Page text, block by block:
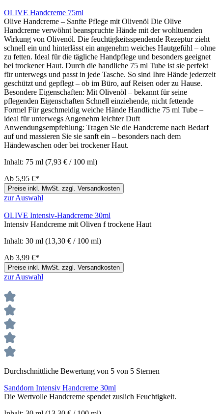
OLIVE Handcreme 75ml
Olive Handcreme – Sanfte Pflege mit Olivenöl Die Olive
Handcreme verwöhnt beanspruchte Hände mit der wohltuenden
Wirkung von Olivenöl. Die feuchtigkeitsspendende Rezeptur zieht
schnell ein und hinterlässt ein angenehm weiches Hautgefühl – ohne
zu fetten. Ideal für die tägliche Handpflege und besonders geeignet
bei trockener Haut. Durch die handliche 75 ml Tube ist sie perfekt
für unterwegs und passt in jede Tasche. So sind Ihre Hände jederzeit
geschützt und gepflegt – ob im Büro, auf Reisen oder zu Hause.
Besondere Eigenschaften: Mit Olivenöl – bekannt für seine
pflegenden Eigenschaften Schnell einziehende, nicht fettende
Formel Für geschmeidig weiche Hände Handliche 75 ml Tube –
ideal für unterwegs Angenehm leichter Duft
Anwendungsempfehlung: Tragen Sie die Handcreme nach Bedarf
auf und massieren Sie sie sanft ein – besonders nach dem
Händewaschen oder bei trockener Haut.
Inhalt: 75 ml (7,93 € / 100 ml)
Ab 5,95 €*
Preise inkl. MwSt. zzgl. Versandkosten
zur Auswahl
OLIVE Intensiv-Handcreme 30ml
Intensiv Handcreme mit Oliven f trockene Haut
Inhalt: 30 ml (13,30 € / 100 ml)
Ab 3,99 €*
Preise inkl. MwSt. zzgl. Versandkosten
zur Auswahl
Durchschnittliche Bewertung von 5 von 5 Sternen
Sanddorn Intensiv Handcreme 30ml
Die Wertvolle Handcreme spendet zuslich Feuchtigkeit.